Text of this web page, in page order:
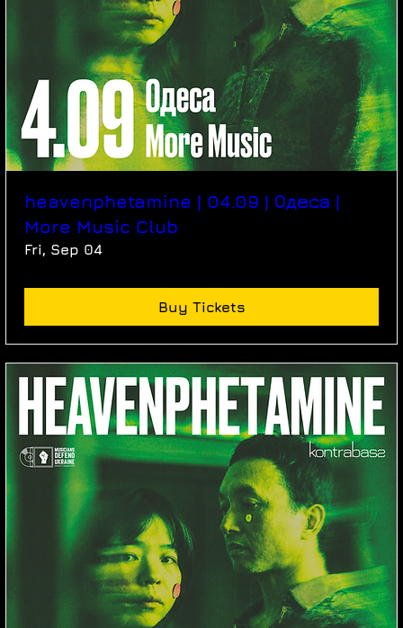
heavenphetamine | 04.09 | Одеса |
More Music Club
Fri, Sep 04
Buy Tickets